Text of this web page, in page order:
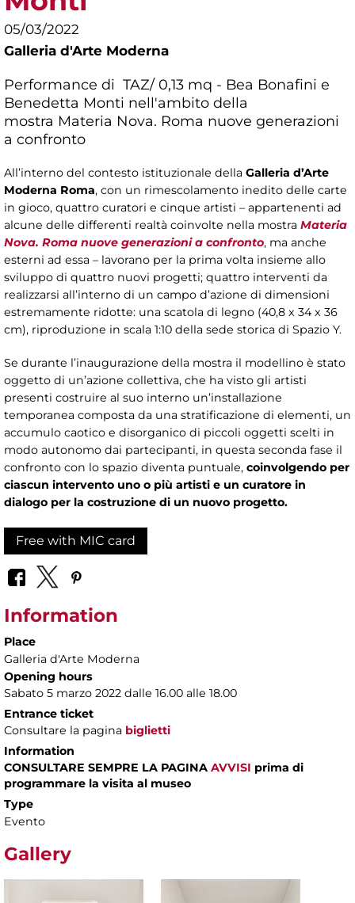
05/03/2022
Galleria d'Arte Moderna
Performance di TAZ/ 0,13 mq - Bea Bonafini e
Benedetta Monti nell'ambito della
mostra Materia Nova. Roma nuove generazioni
a confronto
All’interno del contesto istituzionale della Galleria d’Arte
Moderna Roma, con un rimescolamento inedito delle carte
in gioco, quattro curatori e cinque artisti – appartenenti ad
alcune delle differenti realtà coinvolte nella mostra Materia
Nova. Roma nuove generazioni a confronto, ma anche
esterni ad essa – lavorano per la prima volta insieme allo
sviluppo di quattro nuovi progetti; quattro interventi da
realizzarsi all’interno di un campo d’azione di dimensioni
estremamente ridotte: una scatola di legno (40,8 x 34 x 36
cm), riproduzione in scala 1:10 della sede storica di Spazio Y.
Se durante l’inaugurazione della mostra il modellino è stato
oggetto di un’azione collettiva, che ha visto gli artisti
presenti costruire al suo interno un’installazione
temporanea composta da una stratificazione di elementi, un
accumulo caotico e disorganico di piccoli oggetti scelti in
modo autonomo dai partecipanti, in questa seconda fase il
confronto con lo spazio diventa puntuale, coinvolgendo per
ciascun intervento uno o più artisti e un curatore in
dialogo per la costruzione di un nuovo progetto.
Free with MIC card
Information
Place
Galleria d'Arte Moderna
Opening hours
Sabato 5 marzo 2022 dalle 16.00 alle 18.00
Entrance ticket
Consultare la pagina biglietti
Information
CONSULTARE SEMPRE LA PAGINA AVVISI prima di
programmare la visita al museo
Type
Evento
Gallery